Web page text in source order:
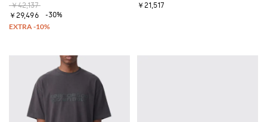
￥42,137
￥29,496
-30%
￥21,517